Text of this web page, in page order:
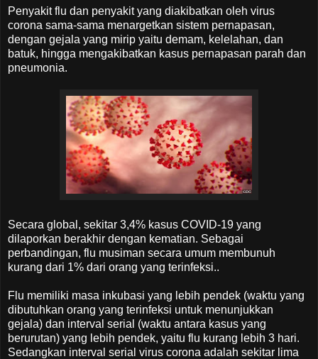
Penyakit flu dan penyakit yang diakibatkan oleh virus
corona sama-sama menargetkan sistem pernapasan,
dengan gejala yang mirip yaitu demam, kelelahan, dan
batuk, hingga mengakibatkan kasus pernapasan parah dan
pneumonia.
Secara global, sekitar 3,4% kasus COVID-19 yang
dilaporkan berakhir dengan kematian. Sebagai
perbandingan, flu musiman secara umum membunuh
kurang dari 1% dari orang yang terinfeksi..
Flu memiliki masa inkubasi yang lebih pendek (waktu yang
dibutuhkan orang yang terinfeksi untuk menunjukkan
gejala) dan interval serial (waktu antara kasus yang
berurutan) yang lebih pendek, yaitu flu kurang lebih 3 hari.
Sedangkan interval serial virus corona adalah sekitar lima